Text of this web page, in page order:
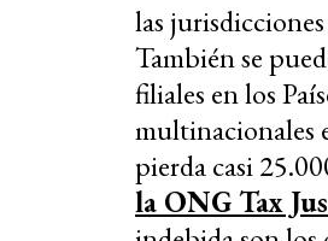
las
También se
filiales en los
multinacionales
pierda casi
la ONG Tax